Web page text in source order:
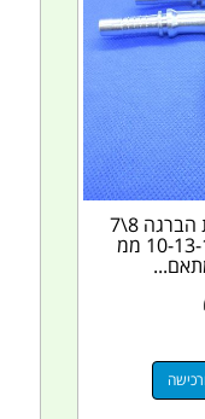
סט 3 זויות 90 מעלות הברגה 8\7
JIC סביבון לקוטר 10-13-17 ממ